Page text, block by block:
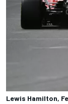
Lewis Hamilton,